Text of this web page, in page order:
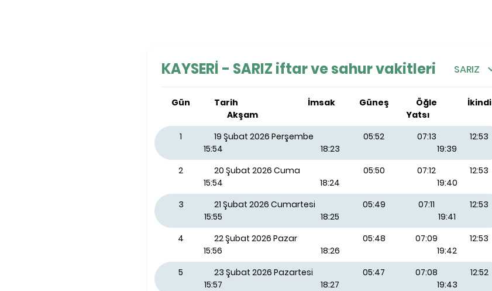
KAYSERİ - SARIZ iftar ve sahur vakitleri SARIZ
Gün Tarih İmsak Güneş Öğle
İkindi
Akşam
Yatsı
1
19 Şubat 2026 Perşembe 05:52 07:13
12:53
15:54
18:23
19:39
2
20 Şubat 2026 Cuma 05:50 07:12
12:53
15:54
18:24
19:40
3
21 Şubat 2026 Cumartesi 05:49 07:11
12:53
15:55
18:25
19:41
4
22 Şubat 2026 Pazar 05:48 07:09
12:53
15:56
18:26
19:42
5
23 Şubat 2026 Pazartesi 05:47 07:08
12:52
15:57
18:27
19:43